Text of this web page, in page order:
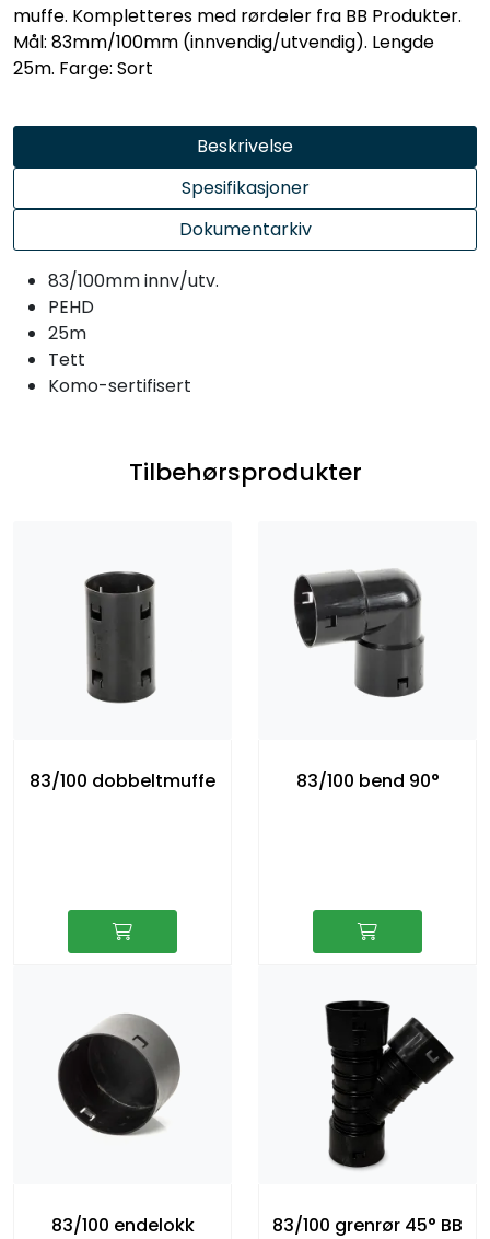
muffe. Kompletteres med rørdeler fra BB Produkter.
Mål: 83mm/100mm (innvendig/utvendig). Lengde
25m. Farge: Sort
Beskrivelse
Spesifikasjoner
Dokumentarkiv
83/100mm innv/utv.
PEHD
25m
Tett
Komo-sertifisert
Tilbehørsprodukter
83/100 dobbeltmuffe 83/100 bend 90°
83/100 endelokk 83/100 grenrør 45° BB